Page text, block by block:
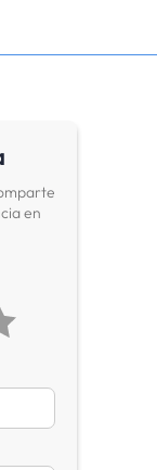
en